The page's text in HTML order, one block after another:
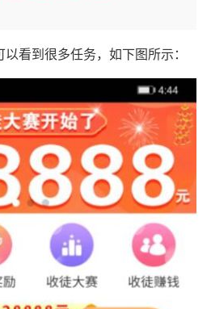
看到很多任务，如下图所示：